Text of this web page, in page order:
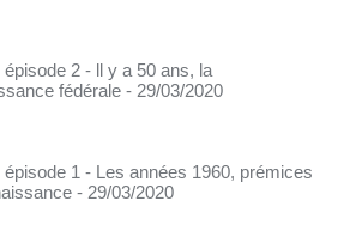
épisode 2 - ll y a 50 ans, la
fédérale - 29/03/2020
épisode 1 - Les années 1960, prémices
- 29/03/2020